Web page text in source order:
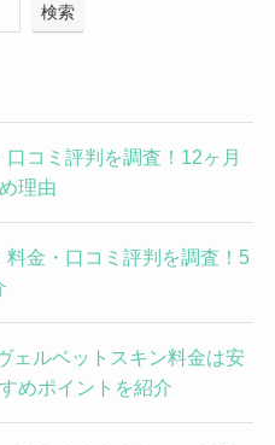
検索
コミ評判を調査！12ヶ月
理由
金・口コミ評判を調査！5
ェルベットスキン料金は安
めポイントを紹介